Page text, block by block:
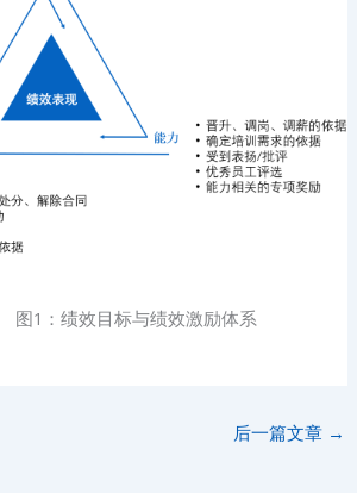
效目标与绩效激励体系
后一篇文章 →